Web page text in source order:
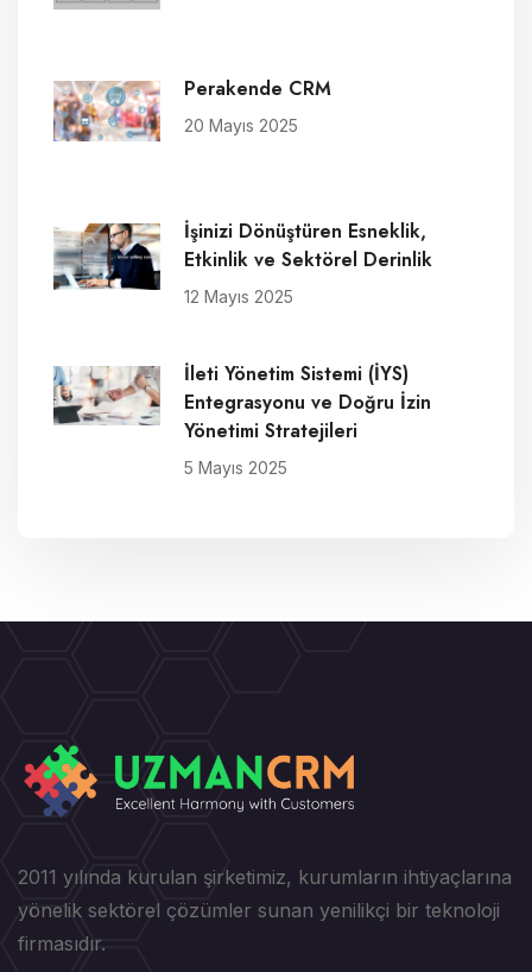
Perakende CRM
20 Mayıs 2025
İşinizi Dönüştüren Esneklik,
Etkinlik ve Sektörel Derinlik
12 Mayıs 2025
İleti Yönetim Sistemi (İYS)
Entegrasyonu ve Doğru İzin
Yönetimi Stratejileri
5 Mayıs 2025
2011 yılında kurulan şirketimiz, kurumların ihtiyaçlarına
yönelik sektörel çözümler sunan yenilikçi bir teknoloji
firmasıdır.